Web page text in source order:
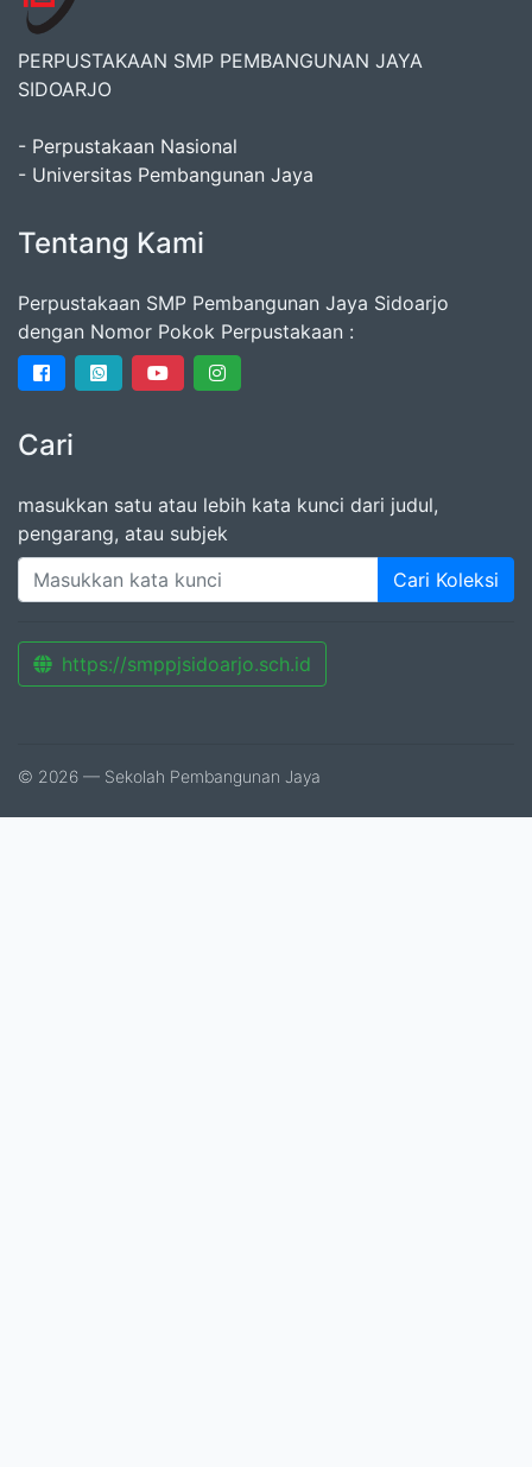
PERPUSTAKAAN SMP PEMBANGUNAN JAYA
SIDOARJO
- Perpustakaan Nasional
- Universitas Pembangunan Jaya
Tentang Kami
Perpustakaan SMP Pembangunan Jaya Sidoarjo
dengan Nomor Pokok Perpustakaan :
Cari
masukkan satu atau lebih kata kunci dari judul,
pengarang, atau subjek
Cari Koleksi
https://smppjsidoarjo.sch.id
© 2026 — Sekolah Pembangunan Jaya